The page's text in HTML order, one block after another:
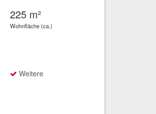
225 m²
Wohnfläche (ca.)
Weitere